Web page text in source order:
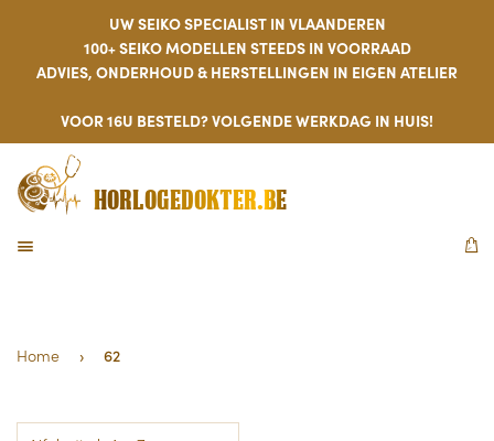
UW SEIKO SPECIALIST IN VLAANDEREN
100+ SEIKO MODELLEN STEEDS IN VOORRAAD
ADVIES, ONDERHOUD & HERSTELLINGEN IN EIGEN ATELIER
VOOR 16U BESTELD? VOLGENDE WERKDAG IN HUIS!
HORLOGEDOKTER.BE
Home › 62